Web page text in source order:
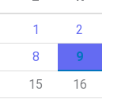
1
2
8
9
15
16